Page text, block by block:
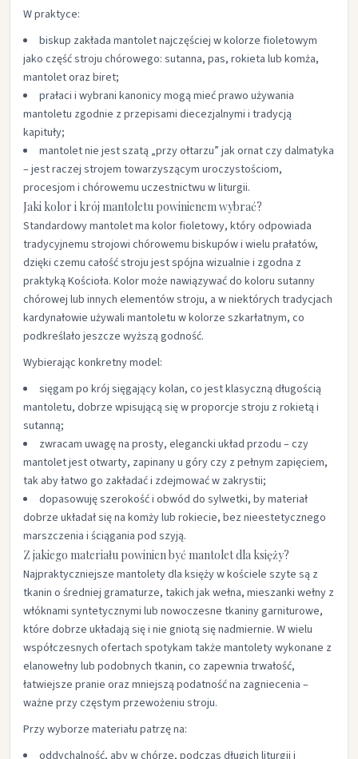
W praktyce:
biskup zakłada mantolet najczęściej w kolorze fioletowym
jako część stroju chórowego: sutanna, pas, rokieta lub komża,
mantolet oraz biret;​
prałaci i wybrani kanonicy mogą mieć prawo używania
mantoletu zgodnie z przepisami diecezjalnymi i tradycją
kapituły;​
mantolet nie jest szatą „przy ołtarzu” jak ornat czy dalmatyka
– jest raczej strojem towarzyszącym uroczystościom,
procesjom i chórowemu uczestnictwu w liturgii.​
Jaki kolor i krój mantoletu powinienem wybrać?
Standardowy mantolet ma kolor fioletowy, który odpowiada
tradycyjnemu strojowi chórowemu biskupów i wielu prałatów,
dzięki czemu całość stroju jest spójna wizualnie i zgodna z
praktyką Kościoła. Kolor może nawiązywać do koloru sutanny
chórowej lub innych elementów stroju, a w niektórych tradycjach
kardynałowie używali mantoletu w kolorze szkarłatnym, co
podkreślało jeszcze wyższą godność.​
Wybierając konkretny model:
sięgam po krój sięgający kolan, co jest klasyczną długością
mantoletu, dobrze wpisującą się w proporcje stroju z rokietą i
sutanną;​
zwracam uwagę na prosty, elegancki układ przodu – czy
mantolet jest otwarty, zapinany u góry czy z pełnym zapięciem,
tak aby łatwo go zakładać i zdejmować w zakrystii;​
dopasowuję szerokość i obwód do sylwetki, by materiał
dobrze układał się na komży lub rokiecie, bez nieestetycznego
marszczenia i ściągania pod szyją.​
Z jakiego materiału powinien być mantolet dla księży?
Najpraktyczniejsze mantolety dla księży w kościele szyte są z
tkanin o średniej gramaturze, takich jak wełna, mieszanki wełny z
włóknami syntetycznymi lub nowoczesne tkaniny garniturowe,
które dobrze układają się i nie gniotą się nadmiernie. W wielu
współczesnych ofertach spotykam także mantolety wykonane z
elanowełny lub podobnych tkanin, co zapewnia trwałość,
łatwiejsze pranie oraz mniejszą podatność na zagniecenia –
ważne przy częstym przewożeniu stroju.​
Przy wyborze materiału patrzę na:
oddychalność, aby w chórze, podczas długich liturgii i